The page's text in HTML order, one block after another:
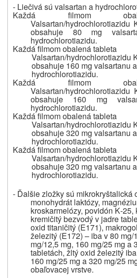
- Liečivá sú valsartan a
Každá filmom
Valsartan/hydrochlorotiazidu
obsahuje 80 mg
hydrochlorotiazidu.
Každá filmom obalená tableta
Valsartan/hydrochlorotiazidu
obsahuje 160 mg valsartanu
hydrochlorotiazidu.
Každá filmom
Valsartan/
obsahuje 160 mg
hydrochlorotiazidu.
Každá filmom obalená tableta
Valsartan/hydrochlorotiazidu
obsahuje 320 mg valsartanu
hydrochlorotiazidu.
Každá filmom obalená tableta
Valsartan/hydrochlorotiazidu
obsahuje 320 mg valsartanu
hydrochlorotiazidu.
- Ďalšie zložky sú mikrokryštalická
monohydrát laktózy,
kroskarmelózy, povidón
kremičitý bezvodý v jadre
oxid titaničitý (E171),
železitý (E172) – iba v 80 mg/
mg/12,5 mg, 160 mg/25 mg a
tabletách, žltý oxid železitý
160 mg/25 mg a 320 mg/25
obaľovacej vrstve.